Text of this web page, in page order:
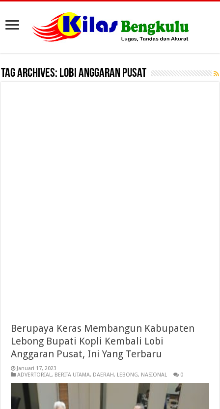
Tag Archives: Lobi Anggaran Pusat
Berupaya Keras Membangun Kabupaten
Lebong Bupati Kopli Kembali Lobi
Anggaran Pusat, Ini Yang Terbaru
Januari 17, 2023
ADVERTORIAL, BERITA UTAMA, DAERAH, LEBONG, NASIONAL 0